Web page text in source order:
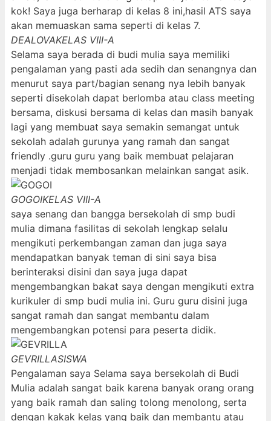
kok! Saya juga berharap di kelas 8 ini,hasil ATS saya
akan memuaskan sama seperti di kelas 7.
DEALOVAKELAS VIII-A
Selama saya berada di budi mulia saya memiliki
pengalaman yang pasti ada sedih dan senangnya dan
menurut saya part/bagian senang nya lebih banyak
seperti disekolah dapat berlomba atau class meeting
bersama, diskusi bersama di kelas dan masih banyak
lagi yang membuat saya semakin semangat untuk
sekolah adalah gurunya yang ramah dan sangat
friendly .guru guru yang baik membuat pelajaran
menjadi tidak membosankan melainkan sangat asik.
GOGOIKELAS VIII-A
saya senang dan bangga bersekolah di smp budi
mulia dimana fasilitas di sekolah lengkap selalu
mengikuti perkembangan zaman dan juga saya
mendapatkan banyak teman di sini saya bisa
berinteraksi disini dan saya juga dapat
mengembangkan bakat saya dengan mengikuti extra
kurikuler di smp budi mulia ini. Guru guru disini juga
sangat ramah dan sangat membantu dalam
mengembangkan potensi para peserta didik.
GEVRILLASISWA
Pengalaman saya Selama saya bersekolah di Budi
Mulia adalah sangat baik karena banyak orang orang
yang baik ramah dan saling tolong menolong, serta
dengan kakak kelas yang baik dan membantu atau